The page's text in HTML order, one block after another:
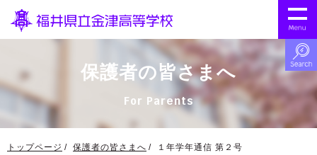
保護者の皆さまへ
For Parents
トップページ 保護者の皆さまへ １年学年通信 第２号